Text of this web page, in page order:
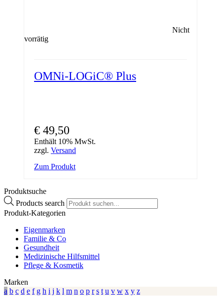
Nicht
vorrätig
OMNi-LOGiC® Plus
€ 49,50
Enthält 10% MwSt.
zzgl. Versand
Zum Produkt
Produktsuche
Products search
Produkt-Kategorien
Eigenmarken
Familie & Co
Gesundheit
Medizinische Hilfsmittel
Pflege & Kosmetik
Marken
a b c d e f g h i j k l m n o p r s t u v w x y z